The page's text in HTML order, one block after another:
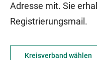
Adresse mit. Sie
Registrierungsmail.
Kreisverband wählen